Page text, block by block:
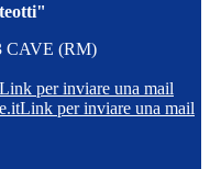
CAVE (RM)
Link per inviare una mail
Link per inviare una mail